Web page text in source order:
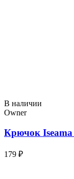
В наличии
Owner
Крючок
179 ₽